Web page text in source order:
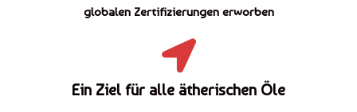
globalen Zertifizierungen erworben
Ein Ziel für alle ätherischen Öle